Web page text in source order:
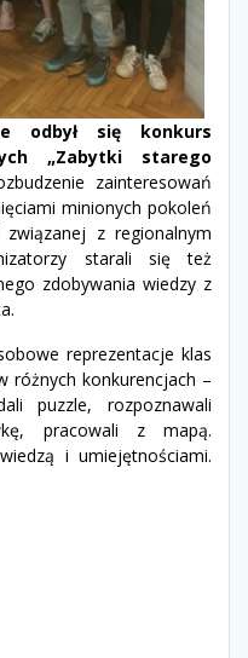
odbył się konkurs
„Zabytki starego
zainteresowań
minionych pokoleń
z regionalnym
starali się też
zdobywania wiedzy z
reprezentacje klas
różnych konkurencjach –
puzzle, rozpoznawali
pracowali z mapą.
i umiejętnościami.